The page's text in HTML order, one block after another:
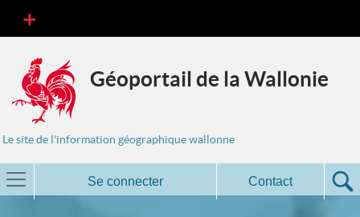
Géoportail de la Wallonie
Le site de l'information géographique wallonne
Se connecter Contact